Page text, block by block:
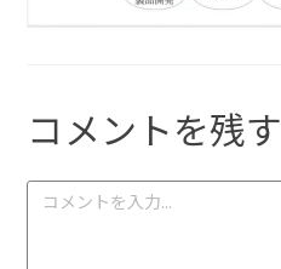
コメントを残す